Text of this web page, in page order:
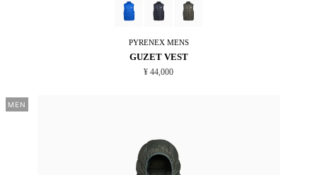
PYRENEXMENS
GUZET VEST
¥ 44,000
MEN